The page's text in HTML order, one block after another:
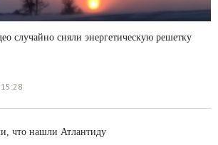
случайно сняли энергетическую решетку
что нашли Атлантиду